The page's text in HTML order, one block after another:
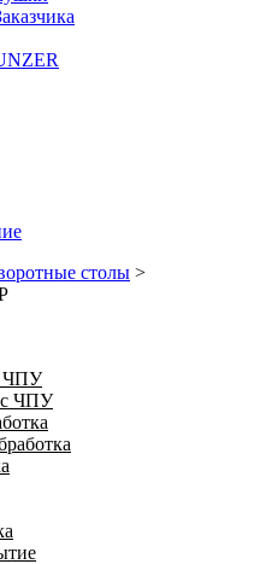
столы >
ЧПУ
с ЧПУ